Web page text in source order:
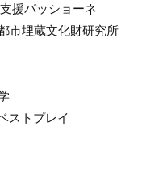
支援パッショーネ
都市埋蔵文化財研究所
ストプレイ